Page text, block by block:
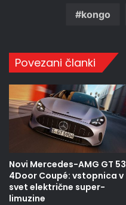
kongo
Povezani članki
Novi Mercedes-AMG GT 53
4Door Coupé: vstopnica v
svet električne super-
limuzine